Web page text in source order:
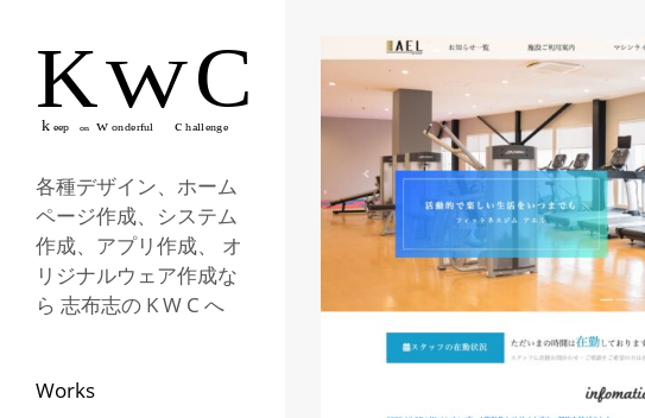
各種デザイン、ホーム
ページ作成、システム
作成、アプリ作成、 オ
リジナルウェア作成な
ら 志布志の K W C へ
Works